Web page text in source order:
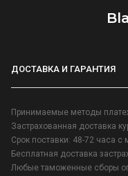
ДОСТАВКА И ГАРАНТИЯ
Принимаемые методы
Застрахованная доставка
Срок поставки: 48-72 часа с
Бесплатная доставка
Любые таможенные сборы